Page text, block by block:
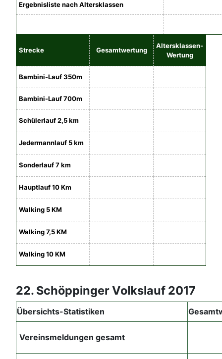
Ergebnisliste nach Altersklassen
Strecke Gesamtwertung
Altersklassen-
Wertung
Bambini-Lauf 350m
Bambini-Lauf 700m
Schülerlauf 2,5 km
Jedermannlauf 5 km
Sonderlauf 7 km
Hauptlauf 10 Km
Walking 5 KM
Walking 7,5 KM
Walking 10 KM
22. Schöppinger Volkslauf 2017
Übersichts-Statistiken
Vereinsmeldungen gesamt